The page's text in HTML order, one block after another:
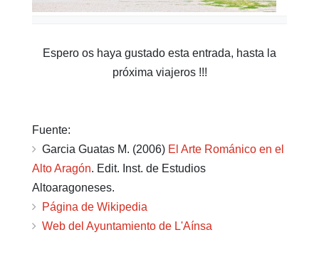
Espero os haya gustado esta entrada, hasta la
próxima viajeros !!!
Fuente:
Garcia Guatas M. (2006) El Arte Románico en el
Alto Aragón. Edit. Inst. de Estudios
Altoaragoneses.
Página de Wikipedia
Web del Ayuntamiento de L'Aínsa